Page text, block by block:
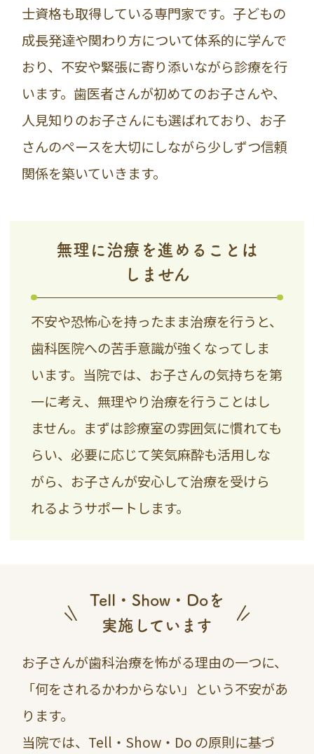
士資格も取得している専門家です。子どもの
成長発達や関わり方について体系的に学んで
おり、不安や緊張に寄り添いながら診療を行
います。歯医者さんが初めてのお子さんや、
人見知りのお子さんにも選ばれており、お子
さんのペースを大切にしながら少しずつ信頼
関係を築いていきます。
無理に治療を進めることは
しません
不安や恐怖心を持ったまま治療を行うと、
歯科医院への苦手意識が強くなってしま
います。当院では、お子さんの気持ちを第
一に考え、無理やり治療を行うことはし
ません。まずは診療室の雰囲気に慣れても
らい、必要に応じて笑気麻酔も活用しな
がら、お子さんが安心して治療を受けら
れるようサポートします。
Tell・Show・Doを
実施しています
お子さんが歯科治療を怖がる理由の一つに、
「何をされるかわからない」という不安があ
ります。
当院では、Tell・Show・Do の原則に基づ